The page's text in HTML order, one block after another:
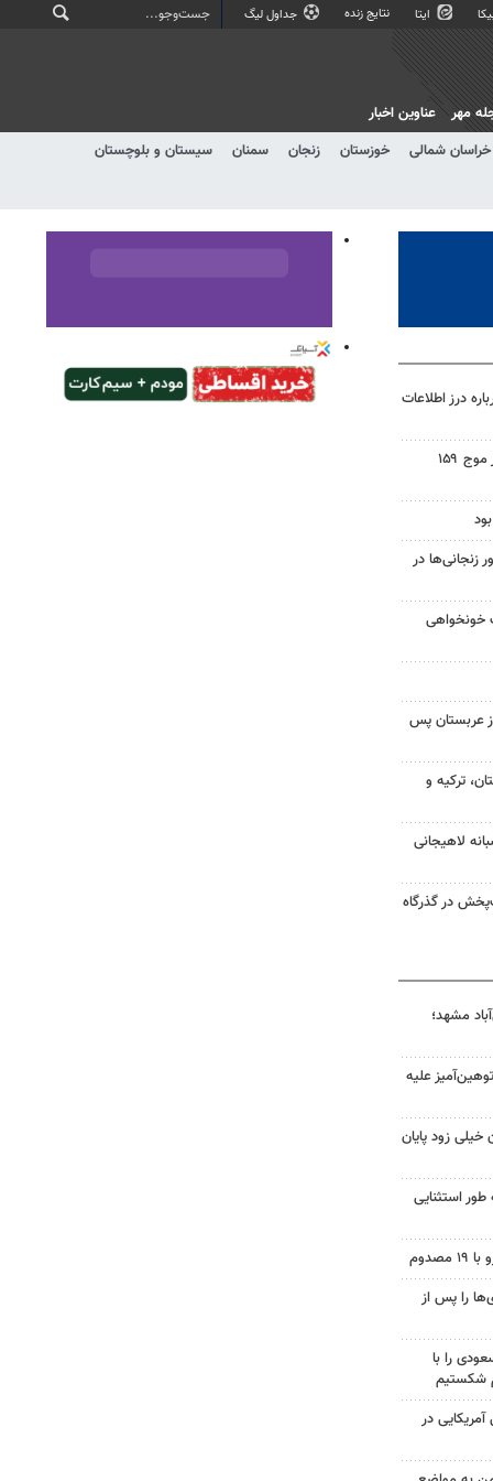
ایتا نتایج زنده جداول لیگ
خراسان شمالی خوزستان زنجان سمنان
سیستان و بلوچستان
مهر عناوین اخبار
درز اطلاعات
اجتماع مردم ولایتمدار گناباد در موج ۱۵۹
در
خونخواهی
عربستان پس
ترکیه و
لاهیجانی
در گذرگاه
مشهد؛
علیه
خیلی زود پایان
طور استثنایی
را پس از
را با
شکستیم
۷۰۰ نظامی آمریکایی در